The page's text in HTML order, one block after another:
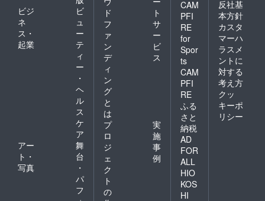
ビジ
ネ
ス・
起業
ビ
ュ
ー
テ
ィ
ー
・
ヘ
ル
ス
ケ
ア
アー
ト・
写真
舞
台
・
パ
フ
ド
フ
ァ
ン
デ
ィ
ン
グ
と
は
ト
サ
ー
ビ
ス
プ
ロ
ジ
ェ
ク
ト
の
実
施
事
例
CAM
PFI
RE
for
Spor
ts
CAM
PFI
RE
ふる
さと
納税
AD
FOR
ALL
HIO
KOS
HI
反社基
本方針
カスタ
マーハ
ラスメ
ントに
対する
考え方
クッ
キーポ
リシー